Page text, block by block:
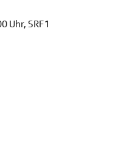
Uhr, SRF 1